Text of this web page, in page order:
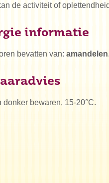
de activiteit of
informatie
bevatten van: amandelen.
donker bewaren, 15-20°C.